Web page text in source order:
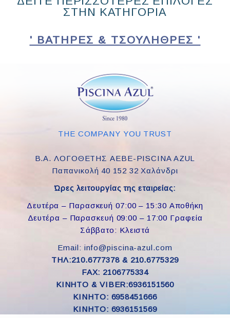
ΣΤΗΝ ΚΑΤΗΓΟΡΙΑ
' ΒΑΤΉΡΕΣ & ΤΣΟΥΛΉΘΡΕΣ '
THE COMPANY YOU TRUST
Β.Α. ΛΟΓΟΘΕΤΗΣ ΑΕΒΕ-PISCINA AZUL
Παπανικολή 40 152 32 Χαλάνδρι
Ώρες λειτουργίας της εταιρείας:
Δευτέρα – Παρασκευή 07:00 – 15:30 Αποθήκη
Δευτέρα – Παρασκευή 09:00 – 17:00 Γραφεία
Σάββατο: Κλειστά
Email: info@piscina-azul.com
ΤΗΛ:210.6777378 & 210.6775329
FAX: 2106775334
ΚΙΝΗΤΟ & VIBER:6936151560
KINHTO: 6958451666
KINHTO: 6936151569